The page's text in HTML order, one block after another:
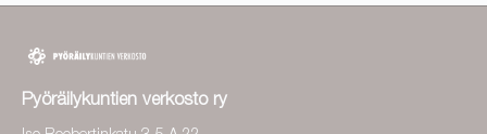
Pyöräilykuntien verkosto ry